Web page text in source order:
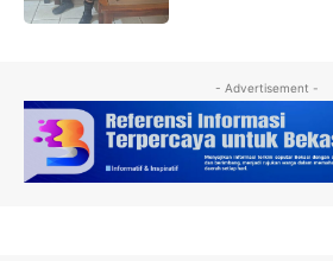
- Advertisement -